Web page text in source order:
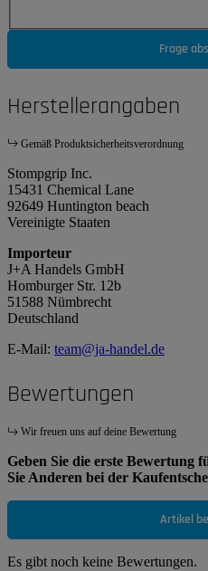
Frage
Herstellerangaben
Gemäß Produktsicherheitsverordnung
Stompgrip Inc.
15431 Chemical Lane
92649 Huntington beach
Vereinigte Staaten
Importeur
J+A Handels GmbH
Homburger Str. 12b
51588 Nümbrecht
Deutschland
E-Mail: team@ja-handel.de
Bewertungen
Wir freuen uns auf deine Bewertung
Geben Sie die erste Bewertung
Sie Anderen bei der
Artikel
Es gibt noch keine Bewertungen.